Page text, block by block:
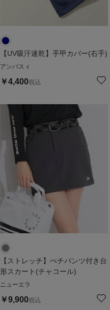
【UV吸汗速乾】手甲カバー(右手)
アンパスィ
￥4,400税込
【ストレッチ】ぺチパンツ付き台
形スカート(チャコール)
ニューエラ
￥9,900税込